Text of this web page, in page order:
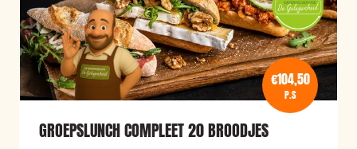
€104,50
P.S
GROEPSLUNCH COMPLEET 20 BROODJES